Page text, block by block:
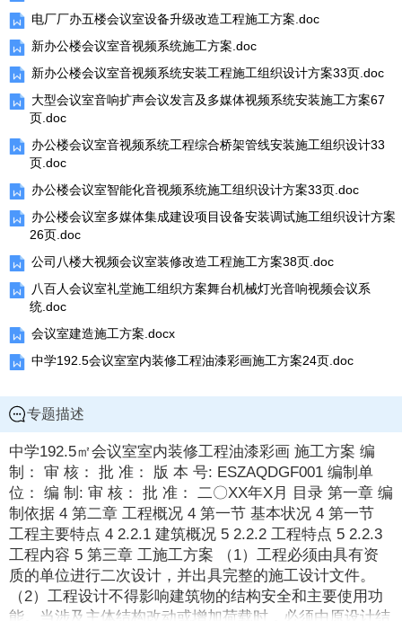
电厂厂办五楼会议室设备升级改造工程施工方案.doc
新办公楼会议室音视频系统施工方案.doc
新办公楼会议室音视频系统安装工程施工组织设计方案33页.doc
大型会议室音响扩声会议发言及多媒体视频系统安装施工方案67
页.doc
办公楼会议室音视频系统工程综合桥架管线安装施工组织设计33
页.doc
办公楼会议室智能化音视频系统施工组织设计方案33页.doc
办公楼会议室多媒体集成建设项目设备安装调试施工组织设计方案
26页.doc
公司八楼大视频会议室装修改造工程施工方案38页.doc
八百人会议室礼堂施工组织方案舞台机械灯光音响视频会议系
统.doc
会议室建造施工方案.docx
中学192.5会议室室内装修工程油漆彩画施工方案24页.doc
专题描述
中学192.5㎡会议室室内装修工程油漆彩画 施工方案 编
制： 审 核： 批 准： 版 本 号: ESZAQDGF001 编制单
位： 编 制: 审 核： 批 准： 二〇XX年X月 目录 第一章 编
制依据 4 第二章 工程概况 4 第一节 基本状况 4 第一节
工程主要特点 4 2.2.1 建筑概况 5 2.2.2 工程特点 5 2.2.3
工程内容 5 第三章 工施工方案 （1）工程必须由具有资
质的单位进行二次设计，并出具完整的施工设计文件。
（2）工程设计不得影响建筑物的结构安全和主要使用功
能。当涉及主体结构改动或增加荷载时，必须由原设计结